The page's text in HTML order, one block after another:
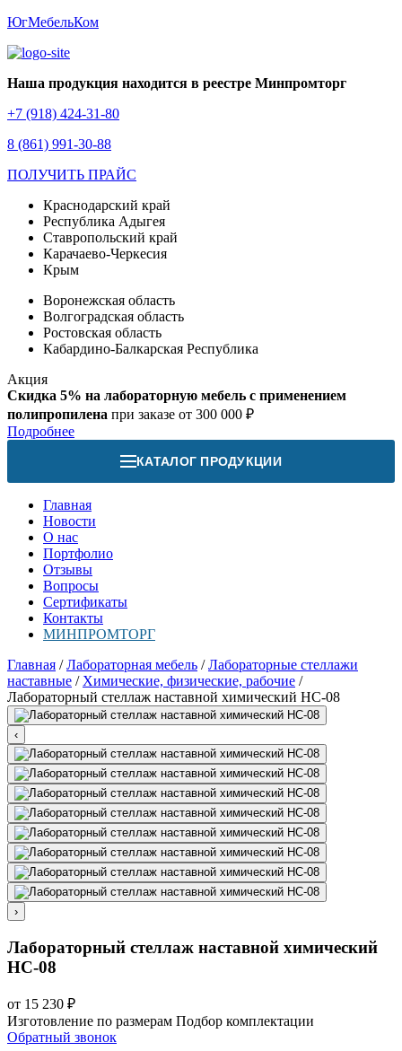
ЮгМебельКом
Наша продукция находится в реестре Минпромторг
+7 (918) 424-31-80
8 (861) 991-30-88
ПОЛУЧИТЬ ПРАЙС
Краснодарский край
Республика Адыгея
Ставропольский край
Карачаево-Черкесия
Крым
Воронежская область
Волгоградская область
Ростовская область
Кабардино-Балкарская Республика
Акция
Скидка 5% на лабораторную мебель с применением
полипропилена при заказе от 300 000 ₽
Подробнее
КАТАЛОГ ПРОДУКЦИИ
Главная
Новости
О нас
Портфолио
Отзывы
Вопросы
Сертификаты
Контакты
МИНПРОМТОРГ
Главная / Лабораторная мебель / Лабораторные стеллажи
наставные / Химические, физические, рабочие /
Лабораторный стеллаж наставной химический НС-08
‹
›
Лабораторный стеллаж наставной химический
НС-08
от 15 230 ₽
Изготовление по размерам Подбор комплектации
Обратный звонок